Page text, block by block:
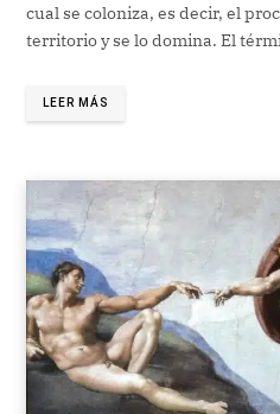
cual se coloniza, es decir, el
territorio y se lo domina. El
LEER MÁS